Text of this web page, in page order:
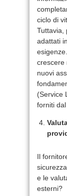
ciclo di
Tuttavia,
adattati
crescere
nuovi
(Service
forniti dal
Il
e le
esterni?